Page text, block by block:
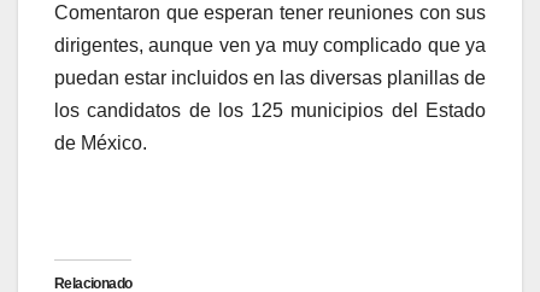
Comentaron que esperan tener reuniones con sus
dirigentes, aunque ven ya muy complicado que ya
puedan estar incluidos en las diversas planillas de
los candidatos de los 125 municipios del Estado
de México.
Relacionado